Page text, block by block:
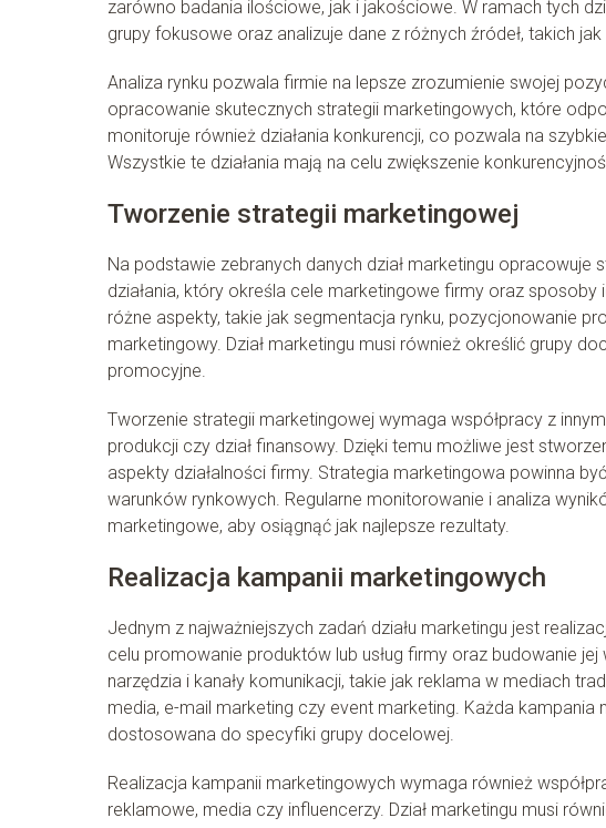
zarówno badania ilościowe, jak i jakościowe. W ramach tych
grupy fokusowe oraz analizuje dane z różnych źródeł, takich
Analiza rynku pozwala firmie na lepsze zrozumienie swojej
opracowanie skutecznych strategii marketingowych, które
monitoruje również działania konkurencji, co pozwala na
Wszystkie te działania mają na celu zwiększenie
Tworzenie strategii marketingowej
Na podstawie zebranych danych dział marketingu
działania, który określa cele marketingowe firmy oraz
różne aspekty, takie jak segmentacja rynku, pozycjonowanie
marketingowy. Dział marketingu musi również określić grupy
promocyjne.
Tworzenie strategii marketingowej wymaga współpracy z
produkcji czy dział finansowy. Dzięki temu możliwe jest
aspekty działalności firmy. Strategia marketingowa powinna
warunków rynkowych. Regularne monitorowanie i analiza
marketingowe, aby osiągnąć jak najlepsze rezultaty.
Realizacja kampanii marketingowych
Jednym z najważniejszych zadań działu marketingu jest
celu promowanie produktów lub usług firmy oraz budowanie
narzędzia i kanały komunikacji, takie jak reklama w mediach
media, e-mail marketing czy event marketing. Każda
dostosowana do specyfiki grupy docelowej.
Realizacja kampanii marketingowych wymaga również
reklamowe, media czy influencerzy. Dział marketingu musi